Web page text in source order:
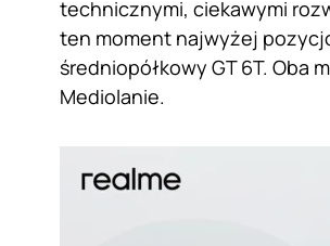
technicznymi, ciekawymi
ten moment najwyżej
średniopółkowy GT 6T. Oba
Mediolanie.